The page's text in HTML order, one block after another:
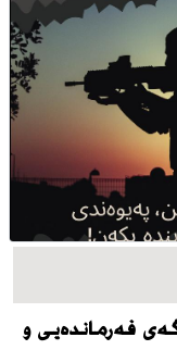
فەرماندەیی و